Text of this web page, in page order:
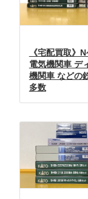
《宅配買取》
電気機関車 デ
機関車 などの
多数